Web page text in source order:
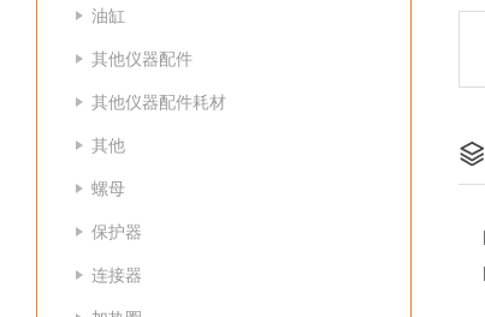
油缸
其他仪器配件
其他仪器配件耗材
其他
螺母
保护器
连接器